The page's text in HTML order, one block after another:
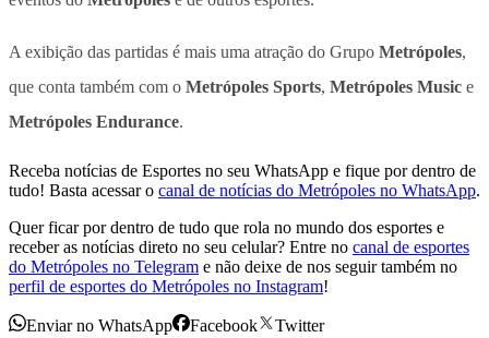
A exibição das partidas é mais uma atração do Grupo Metrópoles,
que conta também com o Metrópoles Sports, Metrópoles Music e
Metrópoles Endurance.
Receba notícias de Esportes no seu WhatsApp e fique por dentro de
tudo! Basta acessar o canal de notícias do Metrópoles no WhatsApp.
Quer ficar por dentro de tudo que rola no mundo dos esportes e
receber as notícias direto no seu celular? Entre no canal de esportes
do Metrópoles no Telegram e não deixe de nos seguir também no
perfil de esportes do Metrópoles no Instagram!
Enviar no WhatsApp Facebook
Twitter